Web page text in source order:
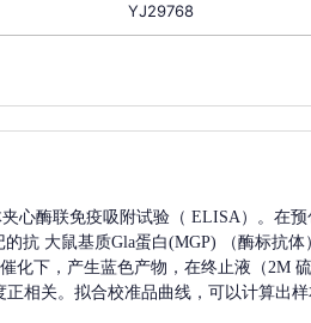
YJ29768
心酶联免疫吸附试验（ ELISA）。在预
的抗 大鼠基质Gla蛋白(MGP) （酶标抗
化下，产生蓝色产物，在终止液（2M
正相关。拟合校准品曲线，可以计算出样